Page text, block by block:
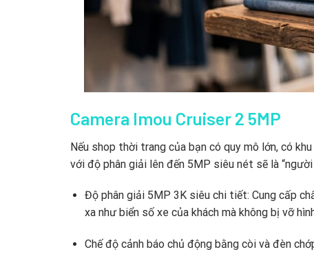
Camera Imou Cruiser 2 5MP
Nếu shop thời trang của bạn có quy mô lớn, có
với độ phân giải lên đến 5MP siêu nét sẽ là
Độ phân giải 5MP 3K siêu chi tiết: Cung cấp
xa như biển số xe của khách mà không bị vỡ
Chế độ cảnh báo chủ động bằng còi và đèn